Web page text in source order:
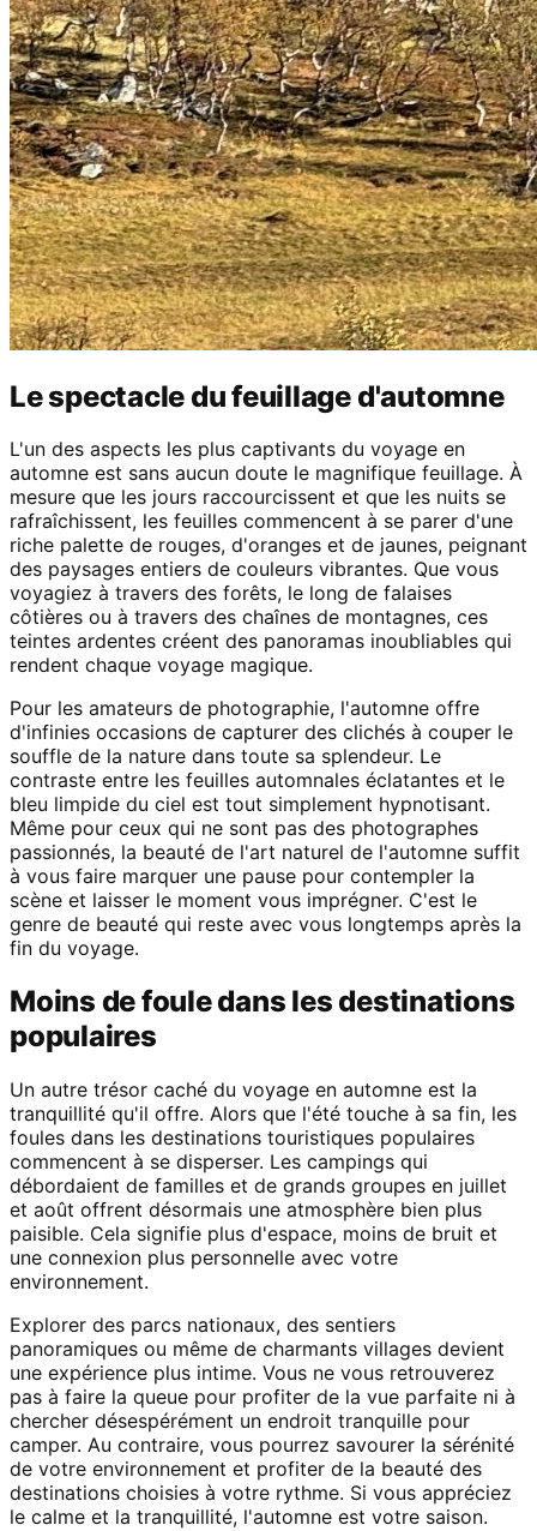
Le spectacle du feuillage d'automne
L'un des aspects les plus captivants du voyage en
automne est sans aucun doute le magnifique feuillage. À
mesure que les jours raccourcissent et que les nuits se
rafraîchissent, les feuilles commencent à se parer d'une
riche palette de rouges, d'oranges et de jaunes, peignant
des paysages entiers de couleurs vibrantes. Que vous
voyagiez à travers des forêts, le long de falaises
côtières ou à travers des chaînes de montagnes, ces
teintes ardentes créent des panoramas inoubliables qui
rendent chaque voyage magique.
Pour les amateurs de photographie, l'automne offre
d'infinies occasions de capturer des clichés à couper le
souffle de la nature dans toute sa splendeur. Le
contraste entre les feuilles automnales éclatantes et le
bleu limpide du ciel est tout simplement hypnotisant.
Même pour ceux qui ne sont pas des photographes
passionnés, la beauté de l'art naturel de l'automne suffit
à vous faire marquer une pause pour contempler la
scène et laisser le moment vous imprégner. C'est le
genre de beauté qui reste avec vous longtemps après la
fin du voyage.
Moins de foule dans les destinations
populaires
Un autre trésor caché du voyage en automne est la
tranquillité qu'il offre. Alors que l'été touche à sa fin, les
foules dans les destinations touristiques populaires
commencent à se disperser. Les campings qui
débordaient de familles et de grands groupes en juillet
et août offrent désormais une atmosphère bien plus
paisible. Cela signifie plus d'espace, moins de bruit et
une connexion plus personnelle avec votre
environnement.
Explorer des parcs nationaux, des sentiers
panoramiques ou même de charmants villages devient
une expérience plus intime. Vous ne vous retrouverez
pas à faire la queue pour profiter de la vue parfaite ni à
chercher désespérément un endroit tranquille pour
camper. Au contraire, vous pourrez savourer la sérénité
de votre environnement et profiter de la beauté des
destinations choisies à votre rythme. Si vous appréciez
le calme et la tranquillité, l'automne est votre saison.